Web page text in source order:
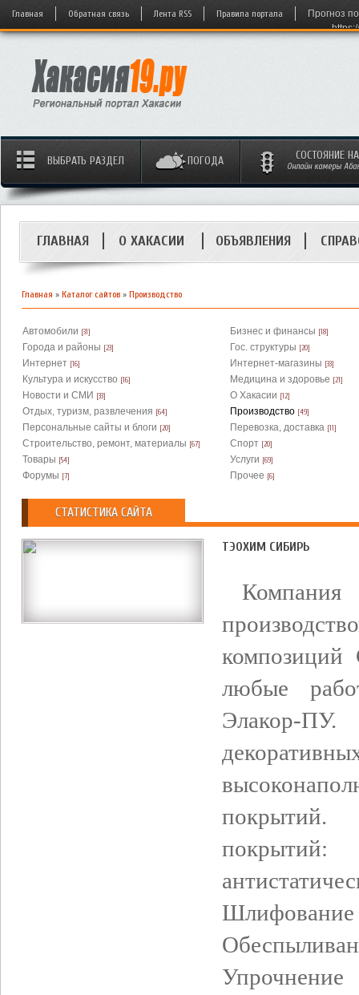
Главная Обратная связь Лента RSS Правила портала
Прогноз
ВЫБРАТЬ РАЗДЕЛ ПОГОДА СОСТОЯНИЕ
Онлайн камеры
ГЛАВНАЯ О ХАКАСИИ ОБЪЯВЛЕНИЯ
Главная » Каталог сайтов » Производство
Автомобили [31] Бизнес и финансы [18]
Города и районы [23] Гос. структуры [20]
Интернет [16] Интернет-магазины [33]
Культура и искусство [16] Медицина и здоровье [21]
Новости и СМИ [33] О Хакасии [12]
Отдых, туризм, развлечения [64] Производство [49]
Персональные сайты и блоги [20] Перевозка, доставка [11]
Строительство, ремонт, материалы [67] Спорт [20]
Товары [54] Услуги [69]
Форумы [7] Прочее [6]
СТАТИСТИКА САЙТА
ТЭОХИМ СИБИРЬ
Компания
композиций
любые
Элакор-
покрытий.
Шлифование